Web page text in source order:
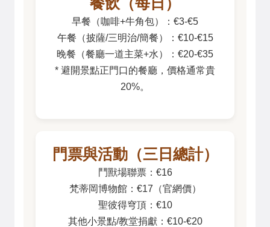
早餐（咖啡+牛角包）：€3-€5
午餐（披薩/三明治/簡餐）：€10-€15
晚餐（餐廳一道主菜+水）：€20-€35
* 避開景點正門口的餐廳，價格通常貴
20%。
門票與活動（三日總計）
鬥獸場聯票：€16
梵蒂岡博物館：€17（官網價）
聖彼得穹頂：€10
其他小景點/教堂捐獻：€10-€20